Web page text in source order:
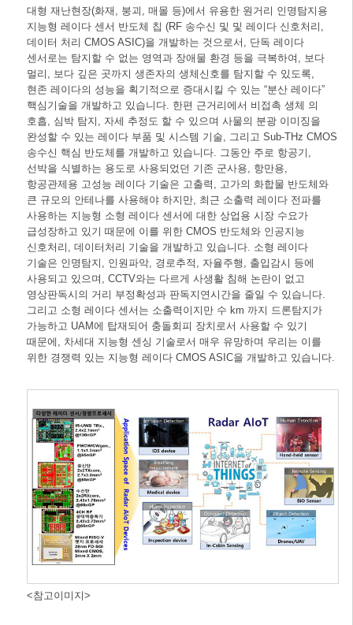
대형 재난현장(화재, 붕괴, 매몰 등)에서 유용한 원거리 인명탐지용
지능형 레이다 센서 반도체 칩 (RF 송수신 및 및 레이다 신호처리,
데이터 처리 CMOS ASIC)을 개발하는 것으로서, 단독 레이다
센서로는 탐지할 수 없는 영역과 장애물 환경 등을 극복하여, 보다
멀리, 보다 깊은 곳까지 생존자의 생체신호를 탐지할 수 있도록,
현존 레이다의 성능을 획기적으로 증대시킬 수 있는 “분산 레이다”
핵심기술을 개발하고 있습니다. 한편 근거리에서 비접촉 생체 의
호흡, 심박 탐지, 자세 추정도 할 수 있으며 사물의 분광 이미징을
완성할 수 있는 레이다 부품 및 시스템 기술, 그리고 Sub-THz CMOS
송수신 핵심 반도체를 개발하고 있습니다. 그동안 주로 항공기,
선박을 식별하는 용도로 사용되었던 기존 군사용, 항만용,
항공관제용 고성능 레이다 기술은 고출력, 고가의 화합물 반도체와
큰 규모의 안테나를 사용해야 하지만, 최근 소출력 레이다 전파를
사용하는 지능형 소형 레이다 센서에 대한 상업용 시장 수요가
급성장하고 있기 때문에 이를 위한 CMOS 반도체와 인공지능
신호처리, 데이터처리 기술을 개발하고 있습니다. 소형 레이다
기술은 인명탐지, 인원파악, 경로추적, 자율주행, 출입감시 등에
사용되고 있으며, CCTV와는 다르게 사생활 침해 논란이 없고
영상판독시의 거리 부정확성과 판독지연시간을 줄일 수 있습니다.
그리고 소형 레이다 센서는 소출력이지만 수 km 까지 드론탐지가
가능하고 UAM에 탑재되어 충돌회피 장치로서 사용할 수 있기
때문에, 차세대 지능형 센싱 기술로서 매우 유망하며 우리는 이를
위한 경쟁력 있는 지능형 레이다 CMOS ASIC을 개발하고 있습니다.
<참고이미지>